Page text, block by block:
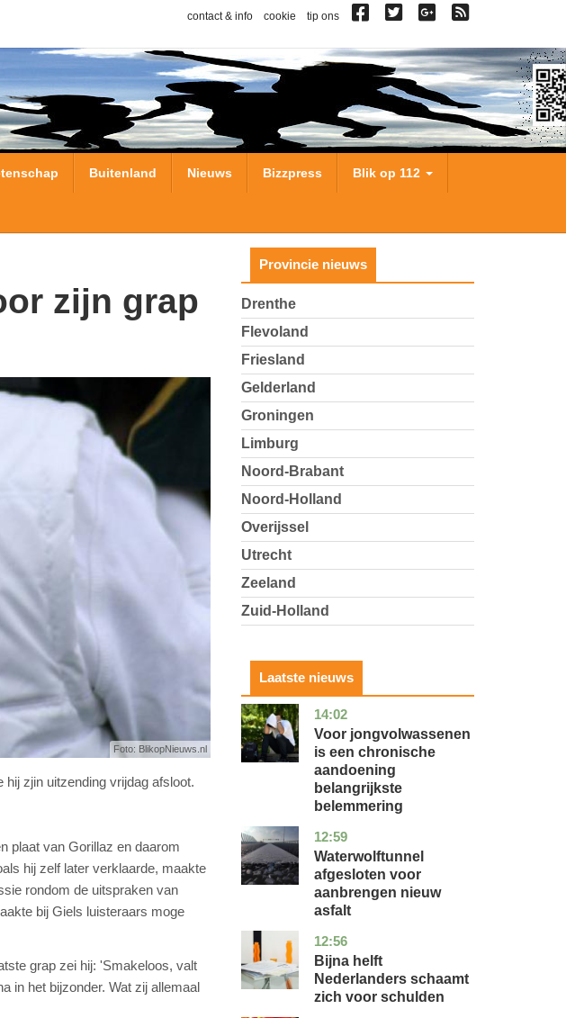
contact & info cookie tip ons
Buitenland Nieuws Bizzpress Blik op 112
Foto: BlikopNieuws.nl
zjin uitzending vrijdag afsloot.
plaat van Gorillaz en daarom
hij zelf later verklaarde, maakte
rondom de uitspraken van
bij Giels luisteraars moge
grap zei hij: 'Smakeloos, valt
in het bijzonder. Wat zij allemaal
Provincie nieuws
Drenthe
Flevoland
Friesland
Gelderland
Groningen
Limburg
Noord-Brabant
Noord-Holland
Overijssel
Utrecht
Zeeland
Zuid-Holland
Laatste nieuws
14:02
utrecht
gezondheid
Voor jongvolwassenen
is een chronische
aandoening
belangrijkste
belemmering
12:59
noord-
holland
nieuws
Waterwolftunnel
afgesloten voor
aanbrengen nieuw
asfalt
12:56
noord-
holland
economie
Bijna helft
Nederlanders schaamt
zich voor schulden